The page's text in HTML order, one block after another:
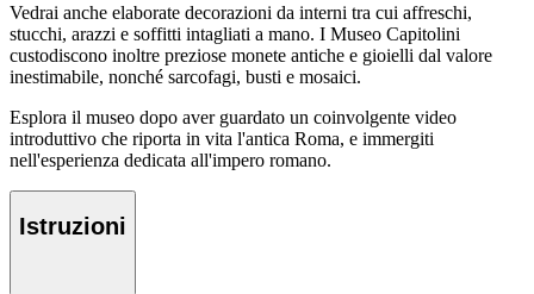
Vedrai anche elaborate decorazioni da interni tra cui affreschi,
stucchi, arazzi e soffitti intagliati a mano. I Museo Capitolini
custodiscono inoltre preziose monete antiche e gioielli dal valore
inestimabile, nonché sarcofagi, busti e mosaici.
Esplora il museo dopo aver guardato un coinvolgente video
introduttivo che riporta in vita l'antica Roma, e immergiti
nell'esperienza dedicata all'impero romano.
Istruzioni